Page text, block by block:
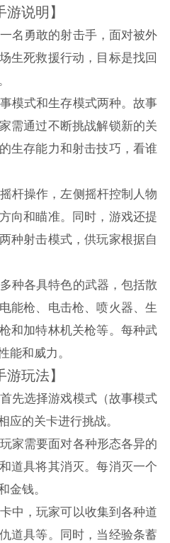
说明】
名勇敢的射击手，面对被外
生死救援行动，目标是找回
模式和生存模式两种。故事
需通过不断挑战解锁新的关
生存能力和射击技巧，看谁
杆操作，左侧摇杆控制人物
向和瞄准。同时，游戏还提
种射击模式，供玩家根据自
种各具特色的武器，包括散
能枪、电击枪、喷火器、生
和加特林机关枪等。每种武
和威力。
玩法】
先选择游戏模式（故事模式
的关卡进行挑战。
家需要面对各种形态各异的
道具将其消灭。每消灭一个
钱。
中，玩家可以收集到各种道
道具等。同时，当经验条蓄